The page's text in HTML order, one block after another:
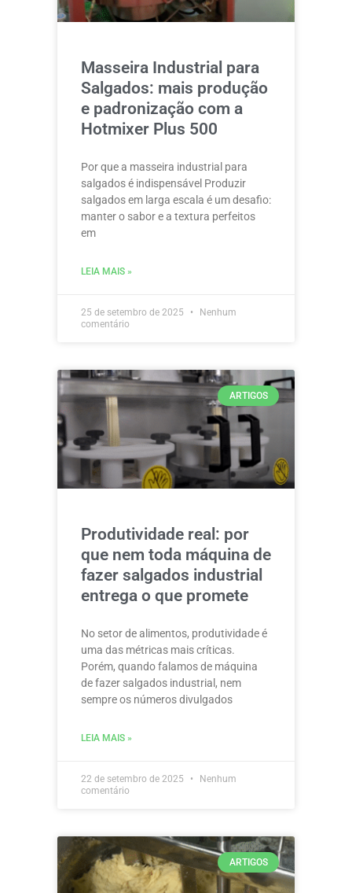
Masseira Industrial para
Salgados: mais produção
e padronização com a
Hotmixer Plus 500
Por que a masseira industrial para
salgados é indispensável Produzir
salgados em larga escala é um desafio:
manter o sabor e a textura perfeitos
em
LEIA MAIS »
25 de setembro de 2025
Nenhum
comentário
ARTIGOS
Produtividade real: por
que nem toda máquina de
fazer salgados industrial
entrega o que promete
No setor de alimentos, produtividade é
uma das métricas mais críticas.
Porém, quando falamos de máquina
de fazer salgados industrial, nem
sempre os números divulgados
LEIA MAIS »
22 de setembro de 2025
Nenhum
comentário
ARTIGOS